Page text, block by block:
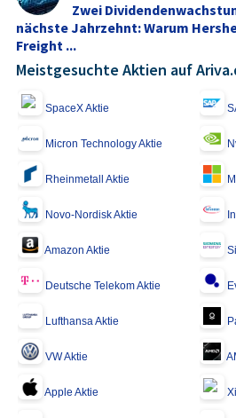
Zwei
nächste Jahrzehnt: Warum
Freight ...
Meistgesuchte Aktien auf
SpaceX Aktie
Micron Technology Aktie
Rheinmetall Aktie
Novo-Nordisk Aktie
Amazon Aktie
Deutsche Telekom Aktie
Lufthansa Aktie
VW Aktie
Apple Aktie